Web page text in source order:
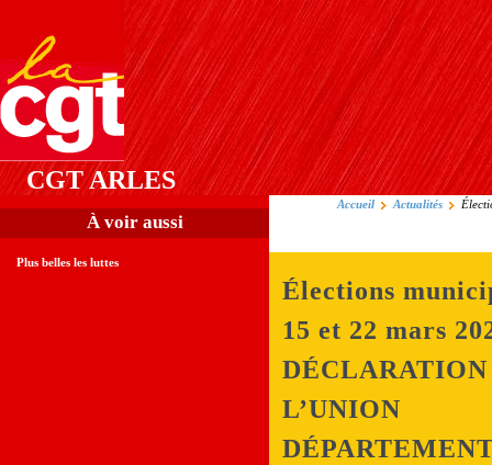
CGT ARLES
Accueil Actualités
Élections
15 et 22 mars
DÉCLARATION
L’UNION
À voir aussi
Plus belles les luttes